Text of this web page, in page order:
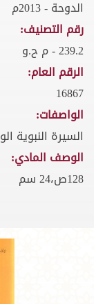
الدوحة - 2013م
رقم التصنيف:
239.2 - م ح.و
الرقم العام:
16867
الواصفات:
السيرة النبوية
الوصف المادي:
128ص،24 سم